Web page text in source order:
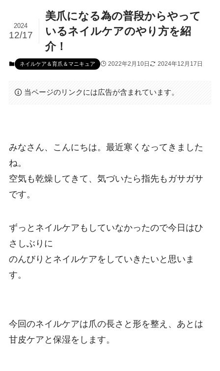
美爪になる為の普段からやって
いるネイルケアのやり方を紹
介！
2024
12/17
ネイルケア＆育爪＆マニキュア 2022年2月10日 2024年12月17日
当ページのリンクには広告が含まれています。
みなさん、こんにちは。最近寒くなってきました
ね。
空気も乾燥してきて、気づいたら指先もガサガサ
です。
ずっとネイルケアもしていなかったので今日はひ
さしぶりに
のんびりとネイルケアをしていきたいと思いま
す。
今回のネイルケアは爪の長さと形を整え、あとは
甘皮ケアと保湿をします。